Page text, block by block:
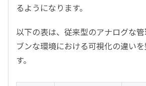
るようになります。
以下の表は、従来型のアナログな
ブンな環境における可視化の違い
す。